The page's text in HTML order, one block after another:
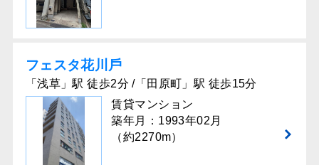
フェスタ花川⼾
「浅草」駅 徒歩2分 /「田原町」駅 徒歩15分
賃貸マンション
築年月：1993年02月
（約2270m）